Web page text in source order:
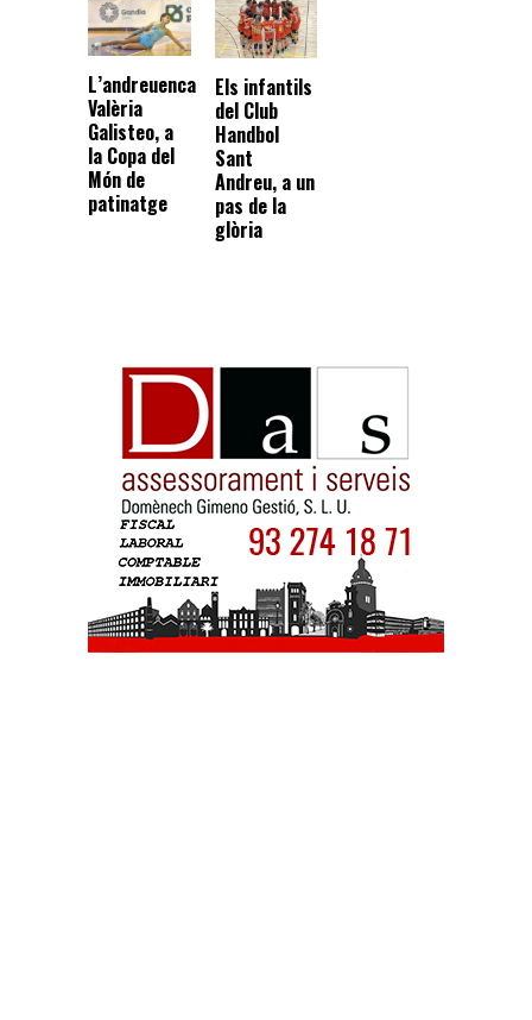
L’andreuenca
Valèria
Galisteo, a
la Copa del
Món de
patinatge
Els infantils
del Club
Handbol
Sant
Andreu, a un
pas de la
glòria